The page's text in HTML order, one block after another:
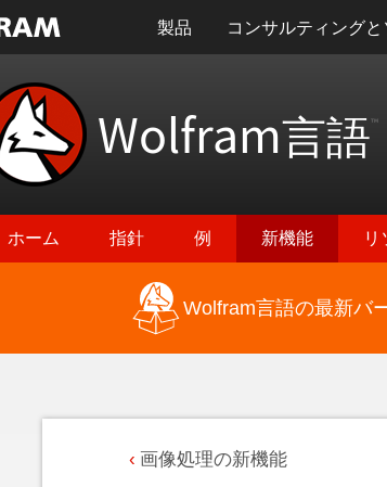
製品 コンサルティング
Wolfram言語™
ホーム 指針 例 新機能 リ
Wolfram言語の最新バ
画像処理の新機能